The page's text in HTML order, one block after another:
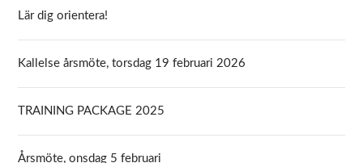
Lär dig orientera!
Kallelse årsmöte, torsdag 19 februari 2026
TRAINING PACKAGE 2025
Årsmöte, onsdag 5 februari